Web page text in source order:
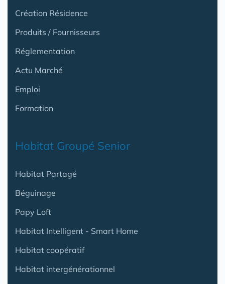
Création Résidence
Produits / Fournisseurs
Réglementation
Actu Marché
Emploi
Formation
Habitat Groupé Senior
Habitat Partagé
Béguinage
Papy Loft
Habitat Intelligent - Smart Home
Habitat coopératif
Habitat intergénérationnel